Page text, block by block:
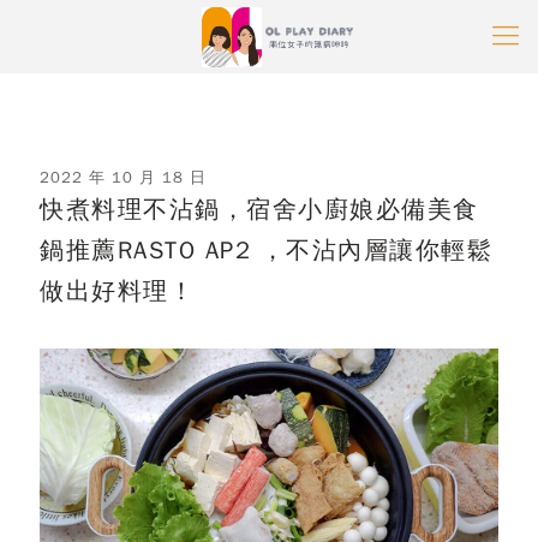
2022 年 10 月 18 日
快煮料理不沾鍋，宿舍小廚娘必備美食
鍋推薦RASTO AP2 ，不沾內層讓你輕鬆
做出好料理！